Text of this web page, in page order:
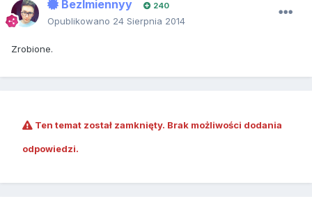
BezImiennyy 240
Opublikowano 24 Sierpnia 2014
Zrobione.
Ten temat został zamknięty. Brak możliwości dodania
odpowiedzi.